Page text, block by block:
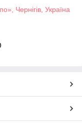
Чернігів, Україна